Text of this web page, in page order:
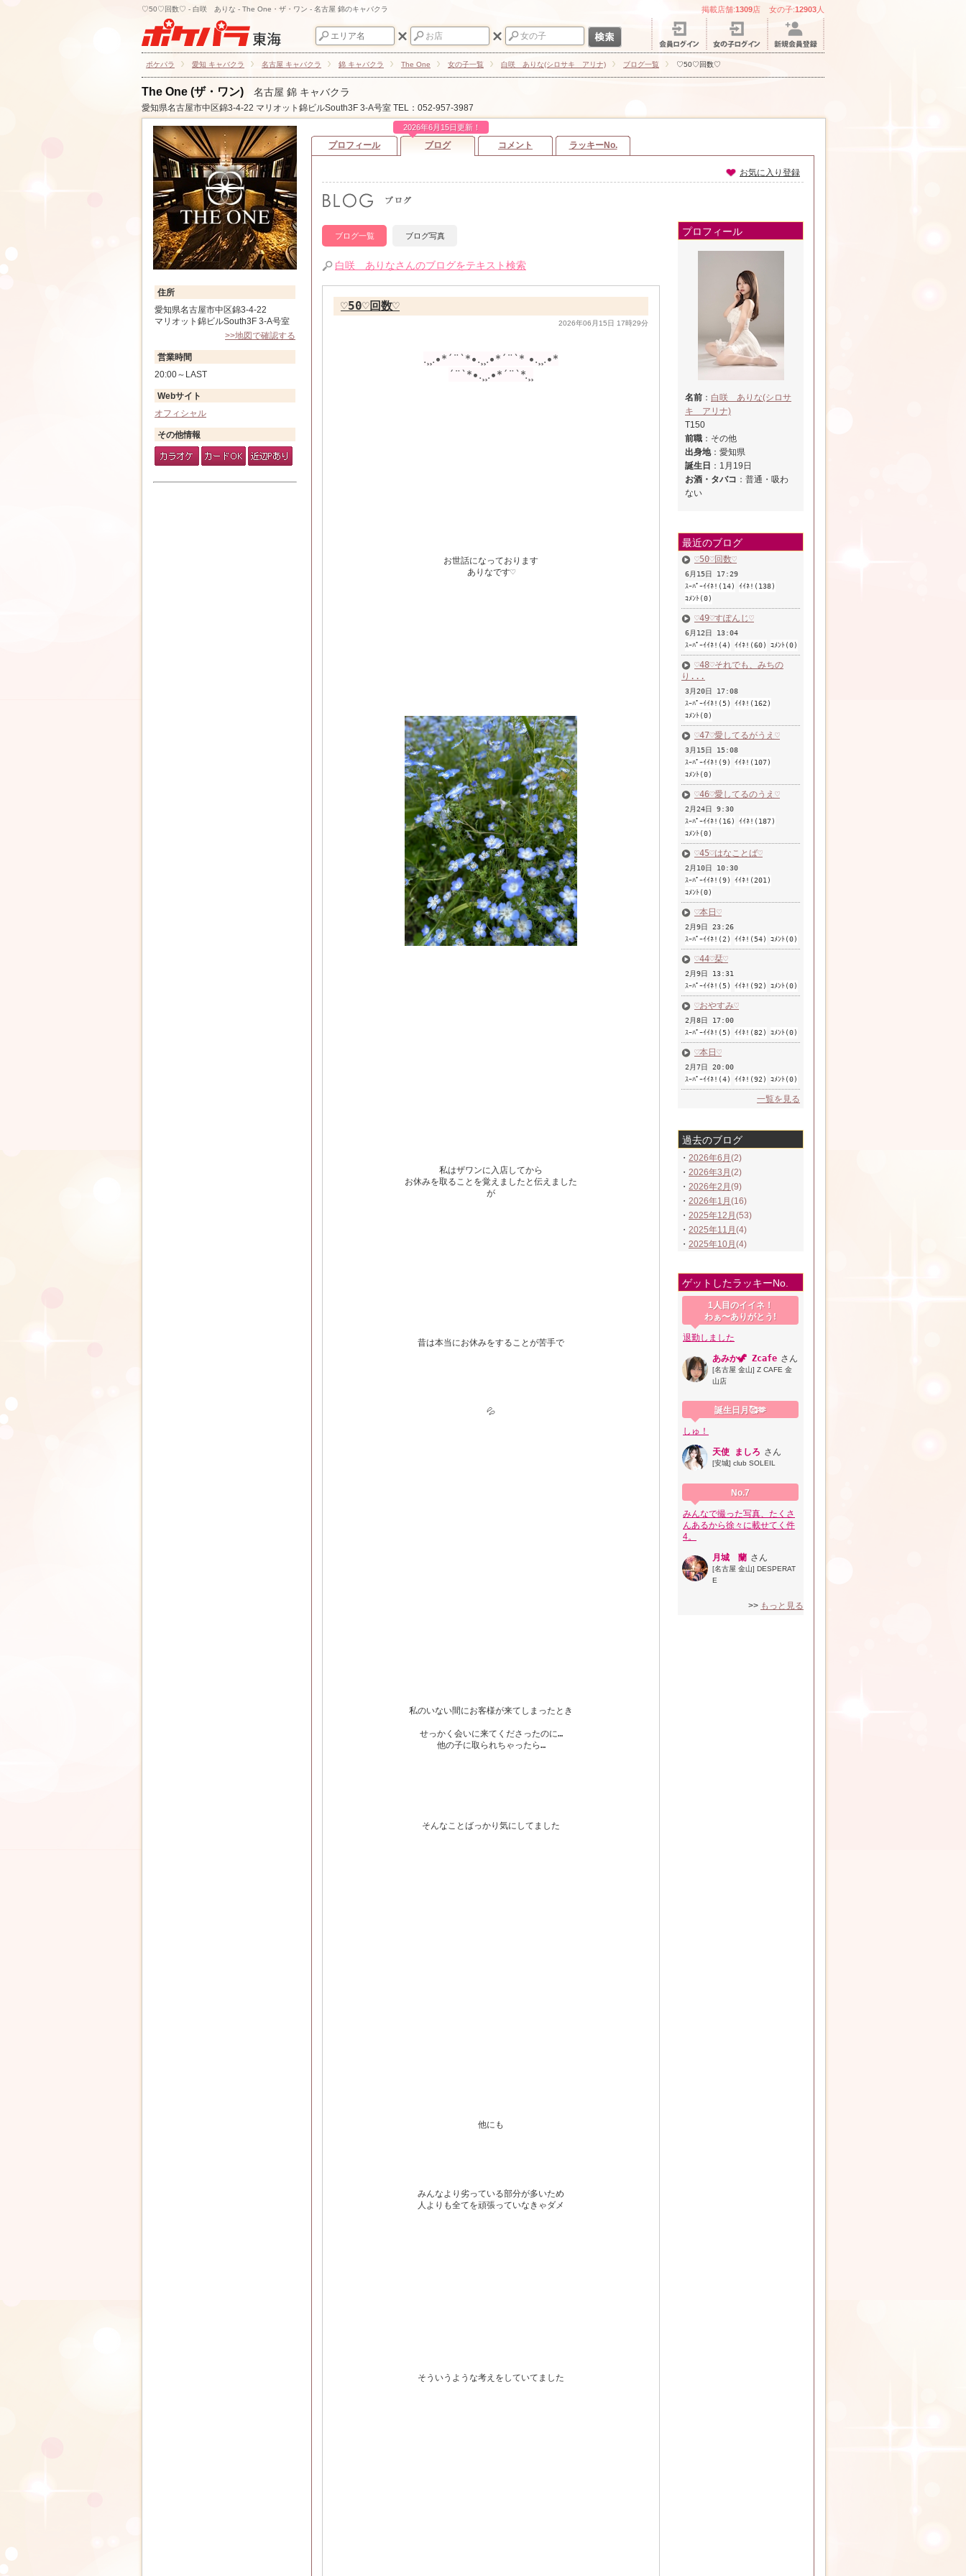
♡50♡回数♡ - 白咲 ありな - The One・ザ・ワン - 名古屋 錦のキャバクラ 掲載店舗:1309店 女の子:12903 人
ポケパラ 愛知 キャバクラ 名古屋 キャバクラ 錦 キャバクラ The One 女の子一覧 白咲 ありな(シロサキ アリナ) ブログ一覧 ♡50♡回数♡
The One (ザ・ワン) 名古屋 錦 キャバクラ
愛知県名古屋市中区錦3-4-22 マリオット錦ビルSouth3F 3-A号室 TEL：052-957-3987
プロフィール
2026年6月15日更新！
ブログ コメント ラッキーNo.
お気に入り登録
ブログ一覧 ブログ写真
白咲 ありなさんのブログをテキスト検索
♡50♡回数♡
2026年06月15日 17時29分
.¸¸.•*´¨`*•.¸¸.•*´¨`* •.¸¸.•*
´¨`*•.¸¸.•*´¨`*.¸¸
お世話になっております
ありなです♡
私はザワンに入店してから
お休みを取ることを覚えましたと伝えました
が
昔は本当にお休みをすることが苦手で
💦
私のいない間にお客様が来てしまったとき
せっかく会いに来てくださったのに…
他の子に取られちゃったら…
そんなことばっかり気にしてました
他にも
みんなより劣っている部分が多いため
人よりも全てを頑張っていなきゃダメ
そういうような考えをしていてました
プロフィール
名前 ： 白咲 ありな(シロサ
キ アリナ)
T150
前職 ：その他
出身地：愛知県
誕生日 ：1月19日
お酒・タバコ ：普通・吸わ
ない
最近のブログ
♡50♡回数♡
6月15日 17:29
ｽｰﾊﾟｰｲｲﾈ!(14)
ｲｲﾈ!(138)
ｺﾒﾝﾄ(0)
♡49♡すぽんじ♡
6月12日 13:04
ｽｰﾊﾟｰｲｲﾈ!(4)
ｲｲﾈ!(60) ｺﾒﾝﾄ(0)
♡48♡それでも、みちの
り...
3月20日 17:08
ｽｰﾊﾟｰｲｲﾈ!(5)
ｲｲﾈ!(162)
ｺﾒﾝﾄ(0)
♡47♡愛してるがうえ♡
3月15日 15:08
ｽｰﾊﾟｰｲｲﾈ!(9)
ｲｲﾈ!(107)
ｺﾒﾝﾄ(0)
♡46♡愛してるのうえ♡
2月24日 9:30
ｽｰﾊﾟｰｲｲﾈ!(16)
ｲｲﾈ!(187)
ｺﾒﾝﾄ(0)
♡45♡はなことば♡
2月10日 10:30
ｽｰﾊﾟｰｲｲﾈ!(9)
ｲｲﾈ!(201)
ｺﾒﾝﾄ(0)
♡本日♡
2月9日 23:26
ｽｰﾊﾟｰｲｲﾈ!(2)
ｲｲﾈ!(54) ｺﾒﾝﾄ(0)
♡44♡栞♡
2月9日 13:31
ｽｰﾊﾟｰｲｲﾈ!(5)
ｲｲﾈ!(92) ｺﾒﾝﾄ(0)
♡おやすみ♡
2月8日 17:00
ｽｰﾊﾟｰｲｲﾈ!(5)
ｲｲﾈ!(82) ｺﾒﾝﾄ(0)
♡本日♡
2月7日 20:00
ｽｰﾊﾟｰｲｲﾈ!(4)
ｲｲﾈ!(92) ｺﾒﾝﾄ(0)
一覧を見る
過去のブログ
・ 2026年6月(2)
・ 2026年3月(2)
・ 2026年2月(9)
・ 2026年1月(16)
・ 2025年12月(53)
・ 2025年11月(4)
・ 2025年10月(4)
ゲットしたラッキーNo.
1人目のイイネ！
わぁ〜ありがとう!
退勤しました
あみか‪‪🦖‬‎ Zcafe さん
[名古屋 金山] Z CAFE 金
山店
誕生日月🥰🫶
しゅ！
天使 ましろ さん
[安城] club SOLEIL
No.7
みんなで撮った写真、たくさ
んあるから徐々に載せてく件
4。
月城 蘭 さん
[名古屋 金山] DESPERAT
E
>> もっと見る
住所
愛知県名古屋市中区錦3-4-22
マリオット錦ビルSouth3F 3-A号室
>>地図で確認する
営業時間
20:00～LAST
Webサイト
オフィシャル
その他情報